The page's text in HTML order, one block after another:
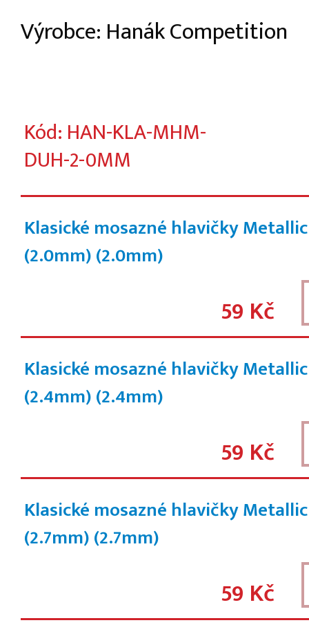
Výrobce: Hanák Competition
Kód: HAN-KLA-MHM-
DUH-2-0MM
Klasické mosazné hlavičky
(2.0mm)(2.0mm)
59 Kč
Klasické mosazné hlavičky
(2.4mm)(2.4mm)
59 Kč
Klasické mosazné hlavičky
(2.7mm)(2.7mm)
59 Kč